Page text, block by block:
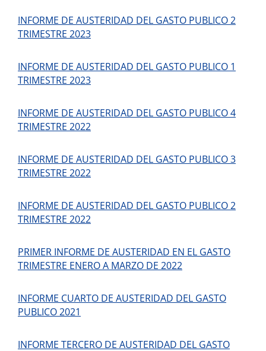
INFORME DE AUSTERIDAD DEL GASTO PUBLICO 2
TRIMESTRE 2023
INFORME DE AUSTERIDAD DEL GASTO PUBLICO 1
TRIMESTRE 2023
INFORME DE AUSTERIDAD DEL GASTO PUBLICO 4
TRIMESTRE 2022
INFORME DE AUSTERIDAD DEL GASTO PUBLICO 3
TRIMESTRE 2022
INFORME DE AUSTERIDAD DEL GASTO PUBLICO 2
TRIMESTRE 2022
PRIMER INFORME DE AUSTERIDAD EN EL GASTO
TRIMESTRE ENERO A MARZO DE 2022
INFORME CUARTO DE AUSTERIDAD DEL GASTO
PUBLICO 2021
INFORME TERCERO DE AUSTERIDAD DEL GASTO